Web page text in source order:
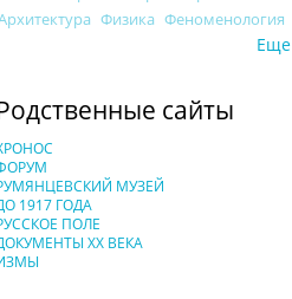
Физика Феноменология
Еще
сайты
МУЗЕЙ
1917 ГОДА
ПОЛЕ
XX ВЕКА